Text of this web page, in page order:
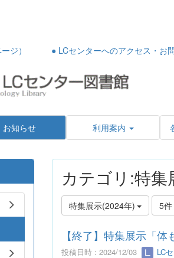
ジ） ● LCセンターへのアクセス・お
お知らせ 利用案内
カテゴリ:特集
特集展示(2024年) 5件
【終了】特集展示「体
投稿日時 : 2024/12/03 LC